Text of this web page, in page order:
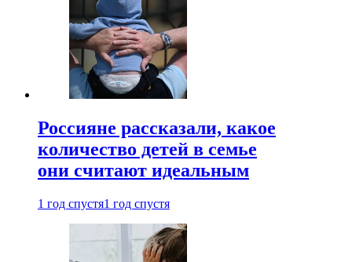
Россияне рассказали, какое
количество детей в семье
они считают идеальным
1 год спустя1 год спустя